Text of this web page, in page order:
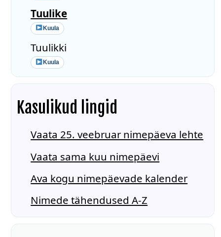
Tuulike
Kuula
Tuulikki
Kuula
Kasulikud lingid
Vaata 25. veebruar nimepäeva lehte
Vaata sama kuu nimepäevi
Ava kogu nimepäevade kalender
Nimede tähendused A-Z